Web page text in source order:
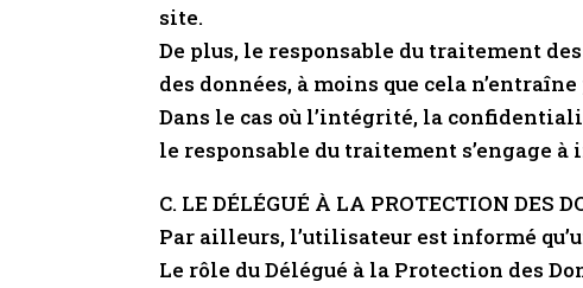
site.
De plus, le responsable du traitement
des données, à moins que cela
Dans le cas où l’intégrité, la
le responsable du traitement s’engage
C. LE DÉLÉGUÉ À LA PROTECTION DES
Par ailleurs, l’utilisateur est informé
Le rôle du Délégué à la Protection des